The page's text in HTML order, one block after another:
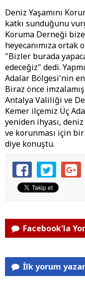
Deniz Yaşamını
katkı sunduğunu
Koruma Derneği
heyecanımıza
"Bizler burada
edeceğiz" dedi.
Adalar Bölgesi'nin
Biraz önce
Antalya Valiliği ve
Kemer ilçemiz Üç
yeniden ihyası, deniz
ve korunması için
diye konuştu.
Facebook'la
İlk yorum